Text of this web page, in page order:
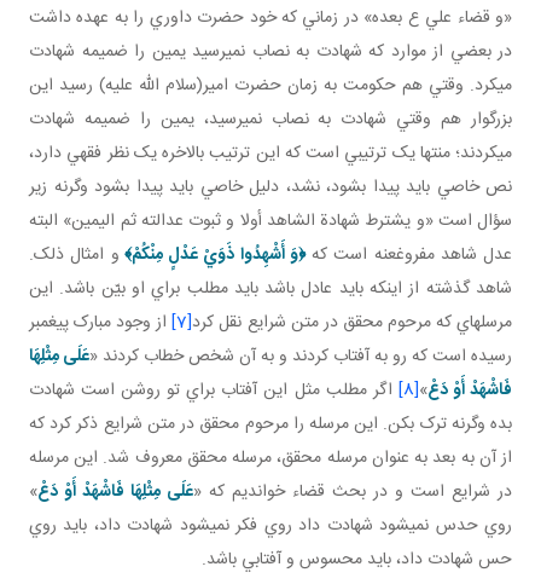
«و قضاء علي ع بعده» در زماني که خود حضرت داوري را به عهده داشت
در بعضي از موارد که شهادت به نصاب نمي رسيد يمين را ضميمه شهادت
مي کرد. وقتي هم حکومت به زمان حضرت امير(سلام الله عليه) رسيد اين
بزرگوار هم وقتي شهادت به نصاب نمي رسيد، يمين را ضميمه شهادت
مي کردند؛ منتها يک ترتيبي است که اين ترتيب بالاخره يک نظر فقهي دارد،
نص خاصي بايد پيدا بشود، نشد، دليل خاصي بايد پيدا بشود وگرنه زير
سؤال است «و يشترط شهادة الشاهد أولا و ثبوت عدالته ثم اليمين» البته
عدل شاهد مفروغ عنه است که﴿وَ أَشْهِدُوا ذَوَيْ عَدْلٍ مِنْكُمْ﴾ و امثال ذلک.
شاهد گذشته از اينکه بايد عادل باشد بايد مطلب براي او بيّن باشد. اين
مرسله اي که مرحوم محقق در متن شرايع نقل کرد[7] از وجود مبارک پيغمبر
رسيده است که رو به آفتاب کردند و به آن شخص خطاب کردند «عَلَى‏ مِثْلِهَا
فَاشْهَدْ أَوْ دَعْ‏»
[8]
اگر مطلب مثل اين آفتاب براي تو روشن است شهادت
بده وگرنه ترک بکن. اين مرسله را مرحوم محقق در متن شرايع ذکر کرد که
از آن به بعد به عنوان مرسله محقق، مرسله محقق معروف شد. اين مرسله
در شرايع است و در بحث قضاء خوانديم که «عَلَى‏ مِثْلِهَا فَاشْهَدْ أَوْ دَعْ‏»
روي حدس نمي شود شهادت داد روي فکر نمي شود شهادت داد، بايد روي
حس شهادت داد، بايد محسوس و آفتابي باشد.